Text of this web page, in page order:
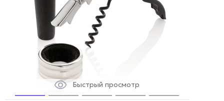
Быстрый просмотр